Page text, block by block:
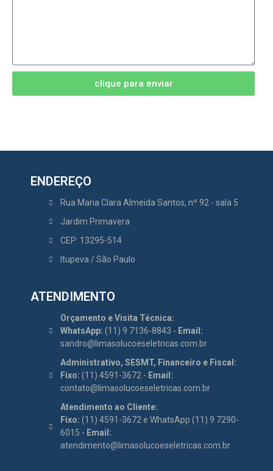
clique para enviar
ENDEREÇO
Rua Maria Clara Almeida Santos, nº 92 - sala 5
Jardim Primavera
CEP: 13295-514
Itupeva / São Paulo
ATENDIMENTO
Orçamento e Visita Técnica:
WhatsApp: (11) 9 7136-8843 - Email:
sandro@limasolucoeseletricas.com.br
Administrativo, SESMT, Financeiro e Fiscal:
Fixo: (11) 4591-3672 - Email:
contato@limasolucoeseletricas.com.br
Atendimento ao Cliente:
Fixo: (11) 4591-3672 e WhatsApp (11) 9 7290-
6015 - Email:
atendimento@limasolucoeseletricas.com.br